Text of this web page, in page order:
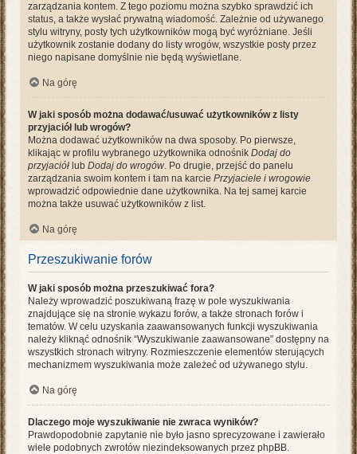
zarządzania kontem. Z tego poziomu można szybko sprawdzić ich
status, a także wysłać prywatną wiadomość. Zależnie od używanego
stylu witryny, posty tych użytkowników mogą być wyróżniane. Jeśli
użytkownik zostanie dodany do listy wrogów, wszystkie posty przez
niego napisane domyślnie nie będą wyświetlane.
Na górę
W jaki sposób można dodawać/usuwać użytkowników z listy
przyjaciół lub wrogów?
Można dodawać użytkowników na dwa sposoby. Po pierwsze,
klikając w profilu wybranego użytkownika odnośnik Dodaj do
przyjaciół lub Dodaj do wrogów. Po drugie, przejść do panelu
zarządzania swoim kontem i tam na karcie Przyjaciele i wrogowie
wprowadzić odpowiednie dane użytkownika. Na tej samej karcie
można także usuwać użytkowników z list.
Na górę
Przeszukiwanie forów
W jaki sposób można przeszukiwać fora?
Należy wprowadzić poszukiwaną frazę w pole wyszukiwania
znajdujące się na stronie wykazu forów, a także stronach forów i
tematów. W celu uzyskania zaawansowanych funkcji wyszukiwania
należy kliknąć odnośnik “Wyszukiwanie zaawansowane” dostępny na
wszystkich stronach witryny. Rozmieszczenie elementów sterujących
mechanizmem wyszukiwania może zależeć od używanego stylu.
Na górę
Dlaczego moje wyszukiwanie nie zwraca wyników?
Prawdopodobnie zapytanie nie było jasno sprecyzowane i zawierało
wiele podobnych zwrotów niezindeksowanych przez phpBB.